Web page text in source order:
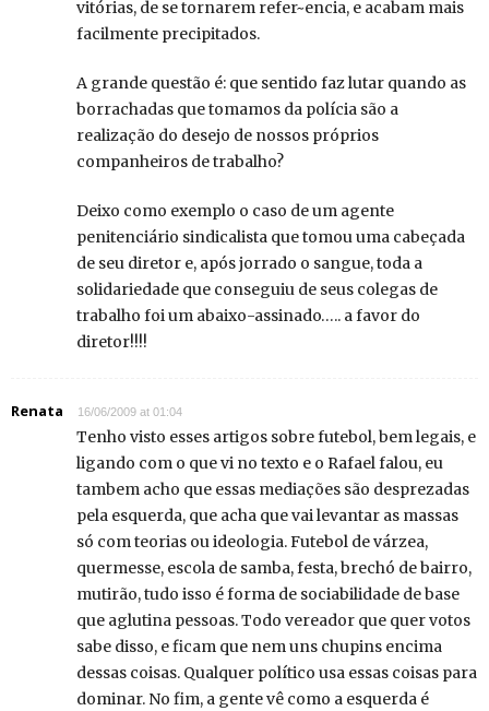
vitórias, de se tornarem refer~encia, e acabam mais
facilmente precipitados.
A grande questão é: que sentido faz lutar quando as
borrachadas que tomamos da polícia são a
realização do desejo de nossos próprios
companheiros de trabalho?
Deixo como exemplo o caso de um agente
penitenciário sindicalista que tomou uma cabeçada
de seu diretor e, após jorrado o sangue, toda a
solidariedade que conseguiu de seus colegas de
trabalho foi um abaixo-assinado….. a favor do
diretor!!!!
Renata 16/06/2009 at 01:04
Tenho visto esses artigos sobre futebol, bem legais, e
ligando com o que vi no texto e o Rafael falou, eu
tambem acho que essas mediações são desprezadas
pela esquerda, que acha que vai levantar as massas
só com teorias ou ideologia. Futebol de várzea,
quermesse, escola de samba, festa, brechó de bairro,
mutirão, tudo isso é forma de sociabilidade de base
que aglutina pessoas. Todo vereador que quer votos
sabe disso, e ficam que nem uns chupins encima
dessas coisas. Qualquer político usa essas coisas para
dominar. No fim, a gente vê como a esquerda é